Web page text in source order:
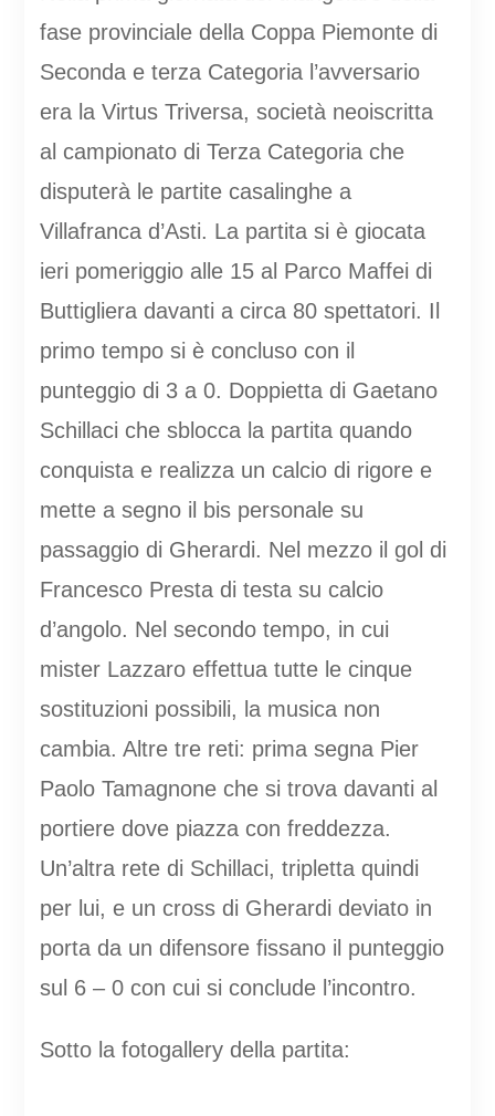
fase provinciale della Coppa Piemonte di
Seconda e terza Categoria l’avversario
era la Virtus Triversa, società neoiscritta
al campionato di Terza Categoria che
disputerà le partite casalinghe a
Villafranca d’Asti. La partita si è giocata
ieri pomeriggio alle 15 al Parco Maffei di
Buttigliera davanti a circa 80 spettatori. Il
primo tempo si è concluso con il
punteggio di 3 a 0. Doppietta di Gaetano
Schillaci che sblocca la partita quando
conquista e realizza un calcio di rigore e
mette a segno il bis personale su
passaggio di Gherardi. Nel mezzo il gol di
Francesco Presta di testa su calcio
d’angolo. Nel secondo tempo, in cui
mister Lazzaro effettua tutte le cinque
sostituzioni possibili, la musica non
cambia. Altre tre reti: prima segna Pier
Paolo Tamagnone che si trova davanti al
portiere dove piazza con freddezza.
Un’altra rete di Schillaci, tripletta quindi
per lui, e un cross di Gherardi deviato in
porta da un difensore fissano il punteggio
sul 6 – 0 con cui si conclude l’incontro.
Sotto la fotogallery della partita: